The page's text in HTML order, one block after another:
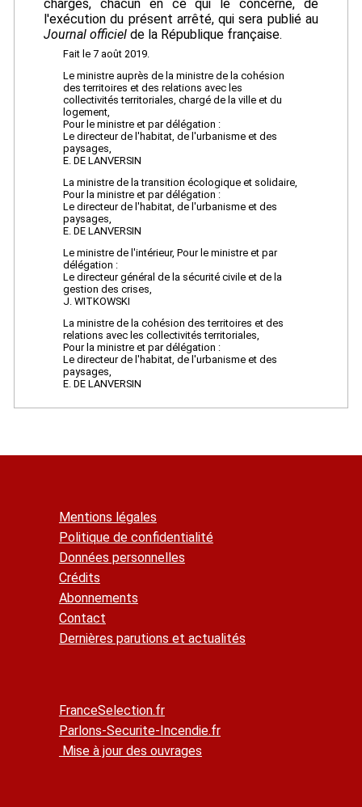
chargés, chacun en ce qui le concerne, de
l'exécution du présent arrêté, qui sera publié au
Journal officielde la République française.
Fait le 7 août 2019.
Le ministre auprès de la ministre de la cohésion
des territoires et des relations avec les
collectivités territoriales, chargé de la ville et du
logement,
Pour le ministre et par délégation :
Le directeur de l'habitat, de l'urbanisme et des
paysages,
E. DE LANVERSIN
La ministre de la transition écologique et solidaire,
Pour la ministre et par délégation :
Le directeur de l'habitat, de l'urbanisme et des
paysages,
E. DE LANVERSIN
Le ministre de l'intérieur, Pour le ministre et par
délégation :
Le directeur général de la sécurité civile et de la
gestion des crises,
J. WITKOWSKI
La ministre de la cohésion des territoires et des
relations avec les collectivités territoriales,
Pour la ministre et par délégation :
Le directeur de l'habitat, de l'urbanisme et des
paysages,
E. DE LANVERSIN
Mentions légales
Politique de confidentialité
Données personnelles
Crédits
Abonnements
Contact
Dernières parutions et actualités
FranceSelection.fr
Parlons-Securite-Incendie.fr
Mise à jour des ouvrages